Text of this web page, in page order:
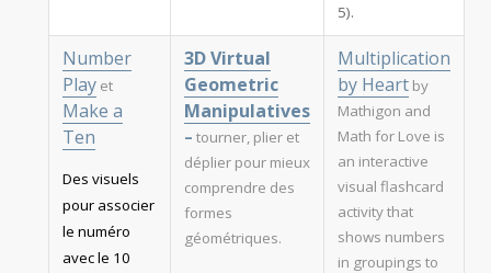
5).
Number
Playet
Make a
Ten
Des visuels
pour associer
le numéro
avec le 10
3D Virtual
Geometric
Manipulatives
– tourner, plier et
déplier pour mieux
comprendre des
formes
géométriques.
Multiplication
by Heartby
Mathigon and
Math for Love is
an interactive
visual flashcard
activity that
shows numbers
in groupings to